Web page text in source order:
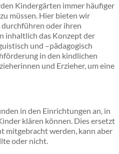
Kindergärten immer häufiger
müssen. Hier bieten wir
oder ihren
inhaltlich das Konzept der
und –pädagogisch
in den kindlichen
und Erzieher, um eine
in den Einrichtungen an, in
klären können. Dies ersetzt
mitgebracht werden, kann aber
oder nicht.